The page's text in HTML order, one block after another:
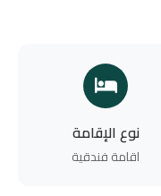
نوع الإقامة
اقامة فندقية